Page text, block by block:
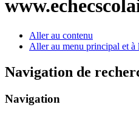
Aller au contenu
Aller au menu principal et
Navigation de
Navigation